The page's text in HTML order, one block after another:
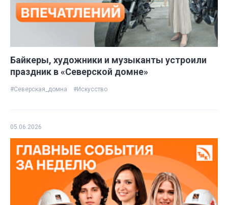
Байкеры, художники и музыканты устроили
праздник в «Северской домне»
#Северская_домна #Искусство
05.06.2026